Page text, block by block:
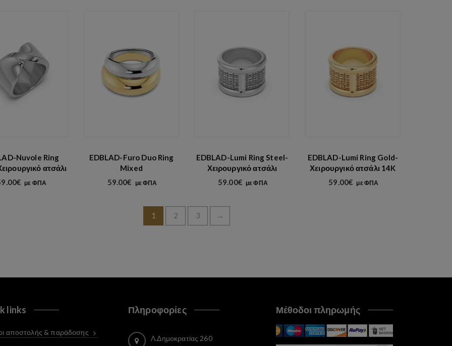
Nuvole Ring
ατσάλι
€ με ΦΠΑ
EDBLAD-Furo Duo Ring
Mixed
59.00€ με ΦΠΑ
EDBLAD-Lumi Ring Steel-
Χειρουργικό ατσάλι
59.00€ με ΦΠΑ
EDBLAD-Lumi Ring Gold-
Χειρουργικό ατσάλι 14K
59.00€ με ΦΠΑ
1 2 3 →
links
αποστολής & παράδοσης
Πληροφορίες
Λ.Δημοκρατίας 260
Μέθοδοι πληρωμής